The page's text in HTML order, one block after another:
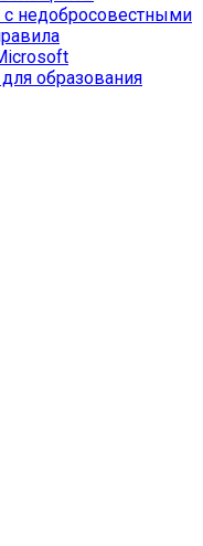
недобросовестными
образования